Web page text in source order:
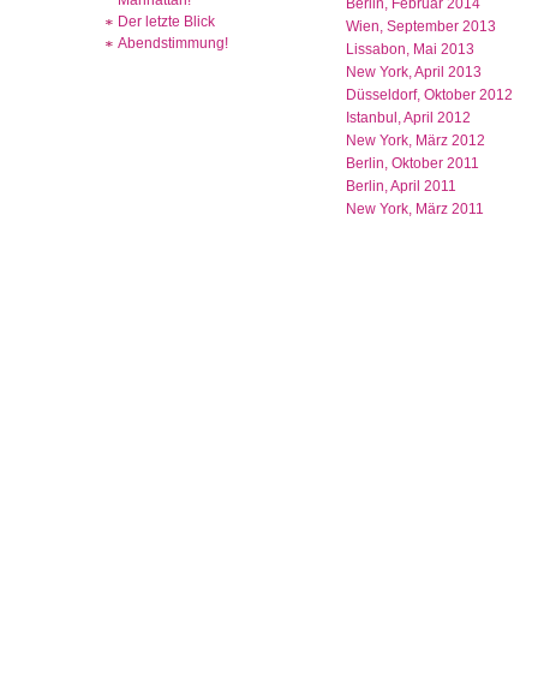
Der letzte Blick
Abendstimmung!
Berlin, Februar 2014
Wien, September 2013
Lissabon, Mai 2013
New York, April 2013
Düsseldorf, Oktober 2012
Istanbul, April 2012
New York, März 2012
Berlin, Oktober 2011
Berlin, April 2011
New York, März 2011